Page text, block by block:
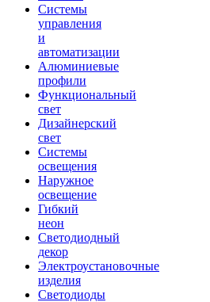
Системы
управления
и
автоматизации
Алюминиевые
профили
Функциональный
свет
Дизайнерский
свет
Системы
освещения
Наружное
освещение
Гибкий
неон
Светодиодный
декор
Электроустановочные
изделия
Светодиоды